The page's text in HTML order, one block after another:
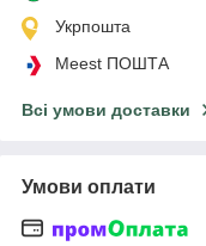
Укрпошта
Meest ПОШТА
Всі умови доставки
Умови оплати